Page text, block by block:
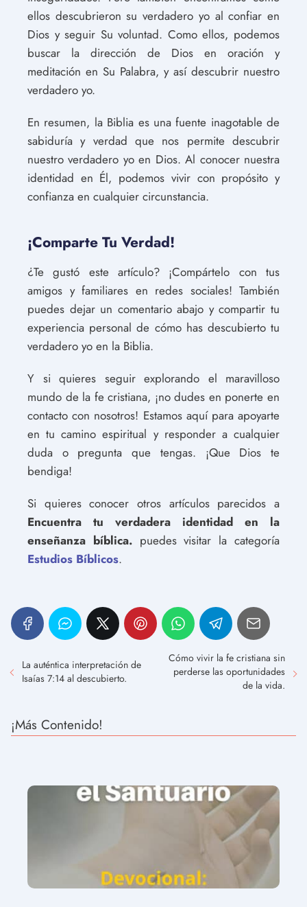
ellos descubrieron su verdadero yo al confiar en
Dios y seguir Su voluntad. Como ellos, podemos
buscar la dirección de Dios en oración y
meditación en Su Palabra, y así descubrir nuestro
verdadero yo.
En resumen, la Biblia es una fuente inagotable de
sabiduría y verdad que nos permite descubrir
nuestro verdadero yo en Dios. Al conocer nuestra
identidad en Él, podemos vivir con propósito y
confianza en cualquier circunstancia.
¡Comparte Tu Verdad!
¿Te gustó este artículo? ¡Compártelo con tus
amigos y familiares en redes sociales! También
puedes dejar un comentario abajo y compartir tu
experiencia personal de cómo has descubierto tu
verdadero yo en la Biblia.
Y si quieres seguir explorando el maravilloso
mundo de la fe cristiana, ¡no dudes en ponerte en
contacto con nosotros! Estamos aquí para apoyarte
en tu camino espiritual y responder a cualquier
duda o pregunta que tengas. ¡Que Dios te
bendiga!
Si quieres conocer otros artículos parecidos a
Encuentra tu verdadera identidad en la
enseñanza bíblica.puedes visitar la categoría
Estudios Bíblicos.
La auténtica interpretación de
Isaías 7:14 al descubierto.
Cómo vivir la fe cristiana sin
perderse las oportunidades
de la vida.
¡Más Contenido!